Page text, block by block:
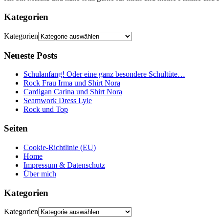
Kategorien
Kategorien
Neueste Posts
Schulanfang! Oder eine ganz besondere Schultüte…
Rock Frau Irma und Shirt Nora
Cardigan Carina und Shirt Nora
Seamwork Dress Lyle
Rock und Top
Seiten
Cookie-Richtlinie (EU)
Home
Impressum & Datenschutz
Über mich
Kategorien
Kategorien